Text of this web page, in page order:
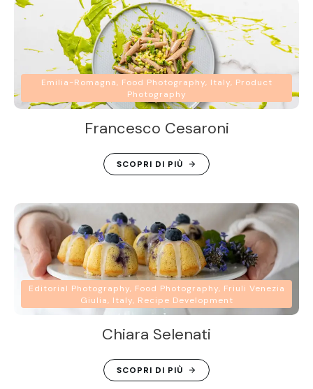
Emilia-Romagna, Food Photography, Italy, Product
Photography
Francesco Cesaroni
SCOPRI DI PIÙ
Editorial Photography, Food Photography, Friuli Venezia
Giulia, Italy, Recipe Development
Chiara Selenati
SCOPRI DI PIÙ